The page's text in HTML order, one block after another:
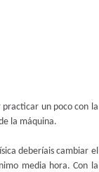
practicar un poco con la
la máquina.
deberíais cambiar el
media hora. Con la